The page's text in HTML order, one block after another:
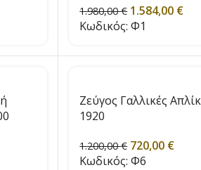
1.980,00€ 1.584,00 €
Κωδικός: Φ1
Ζεύγος Γαλλικές
1920
1.200,00€ 720,00 €
Κωδικός: Φ6